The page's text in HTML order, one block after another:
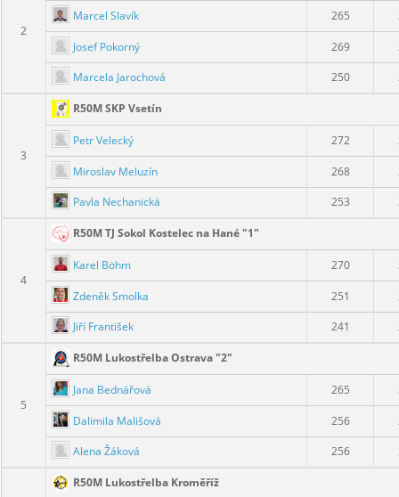
2
Marcel Slavík 265
Josef Pokorný 269
Marcela Jarochová
250
3
R50M SKP Vsetín
Petr Velecký 272
Miroslav Meluzín 268
Pavla Nechanická
253
4
R50M TJ Sokol Kostelec na Hané "1"
Karel Böhm 270
Zdeněk Smolka 251
Jiří František
241
5
R50M Lukostřelba Ostrava "2"
Jana Bednářová 265
Dalimila Mališová 256
Alena Žáková
256
R50M Lukostřelba Kroměříž